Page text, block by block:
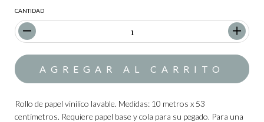
CANTIDAD
Rollo de papel vinílico lavable. Medidas: 10 metros x 53
centímetros. Requiere papel base y cola para su pegado. Para una